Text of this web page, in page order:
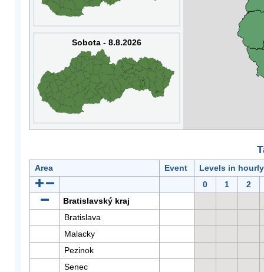
Sobota - 8.8.2026
Area Event
Levels in
0
1
2
Bratislavský kraj
Bratislava
Malacky
Pezinok
Senec